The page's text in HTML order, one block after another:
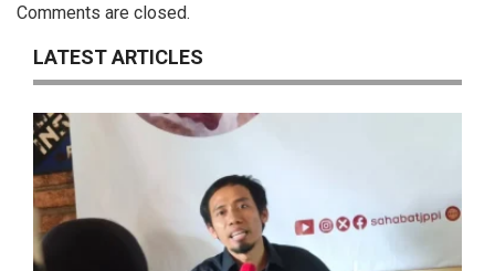
Comments are closed.
LATEST ARTICLES